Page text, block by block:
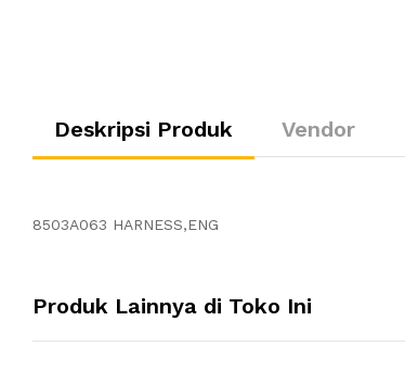
Deskripsi Produk Vendor
8503A063 HARNESS,ENG
Produk Lainnya di Toko Ini